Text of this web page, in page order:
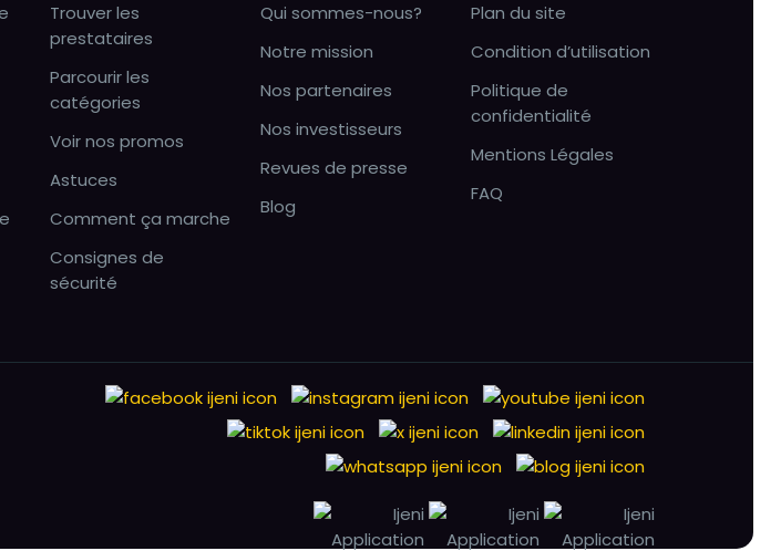
Trouver les
prestataires
Parcourir les
catégories
Voir nos promos
Astuces
Comment ça marche
Consignes de
sécurité
Qui sommes-nous?
Notre mission
Nos partenaires
Nos investisseurs
Revues de presse
Blog
Plan du site
Condition d’utilisation
Politique de
confidentialité
Mentions Légales
FAQ